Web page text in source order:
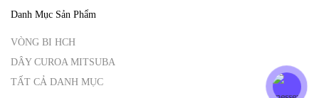
Danh Mục Sản Phẩm
VÒNG BI HCH
DÂY CUROA MITSUBA
TẤT CẢ DANH MỤC